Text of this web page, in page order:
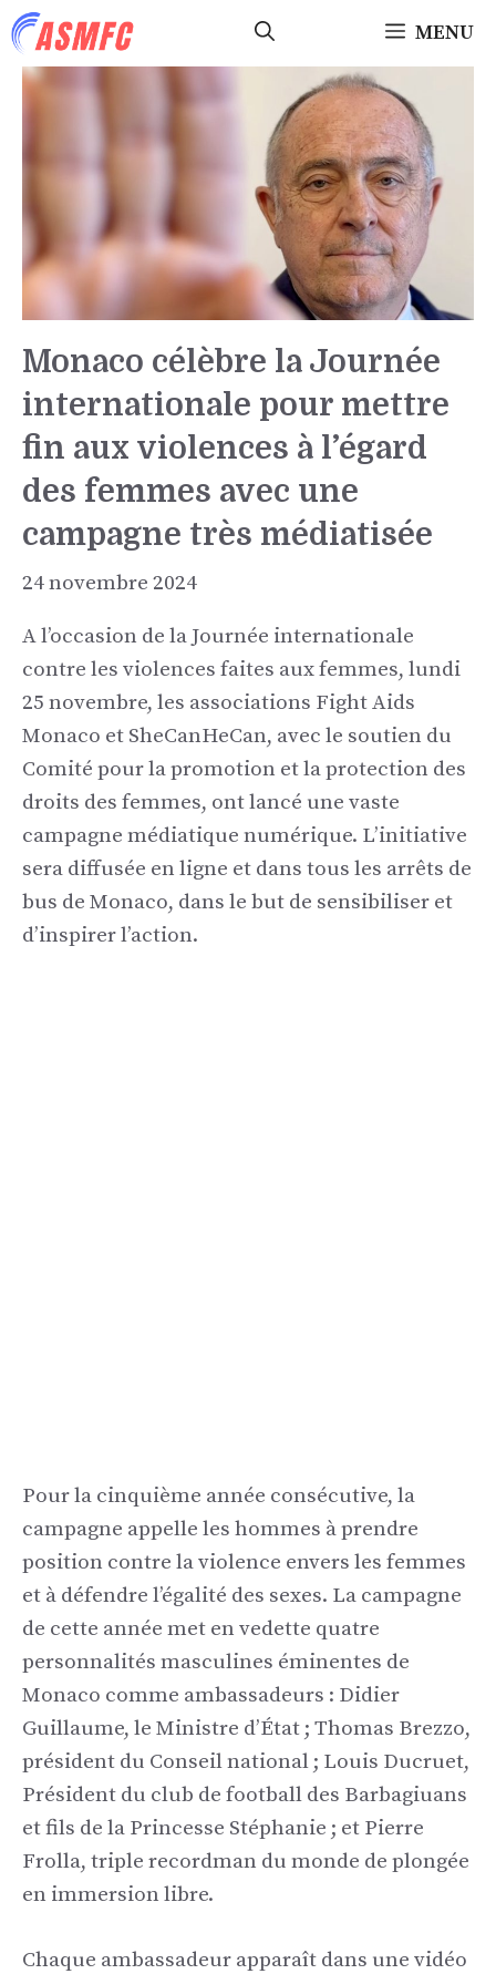
Aller
au
contenu
MENU
Monaco célèbre la Journée
internationale pour mettre
fin aux violences à l’égard
des femmes avec une
campagne très médiatisée
24 novembre 2024
A l’occasion de la Journée internationale
contre les violences faites aux femmes, lundi
25 novembre, les associations Fight Aids
Monaco et SheCanHeCan, avec le soutien du
Comité pour la promotion et la protection des
droits des femmes, ont lancé une vaste
campagne médiatique numérique. L’initiative
sera diffusée en ligne et dans tous les arrêts de
bus de Monaco, dans le but de sensibiliser et
d’inspirer l’action.
Pour la cinquième année consécutive, la
campagne appelle les hommes à prendre
position contre la violence envers les femmes
et à défendre l’égalité des sexes. La campagne
de cette année met en vedette quatre
personnalités masculines éminentes de
Monaco comme ambassadeurs : Didier
Guillaume, le Ministre d’État ; Thomas Brezzo,
président du Conseil national ; Louis Ducruet,
Président du club de football des Barbagiuans
et fils de la Princesse Stéphanie ; et Pierre
Frolla, triple recordman du monde de plongée
en immersion libre.
Chaque ambassadeur apparaît dans une vidéo